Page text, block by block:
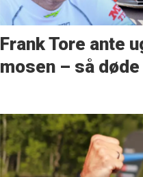
Frank Tore ante
mosen – så